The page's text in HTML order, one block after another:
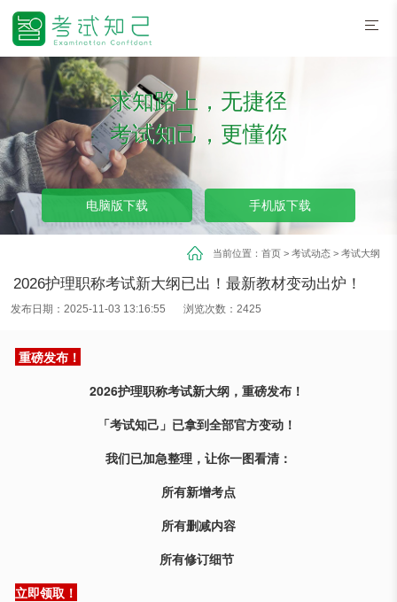
求知路上，无捷径
考试知己，更懂你
电脑版下载 手机版下载
当前位置： 首页> 考试动态> 考试大纲
2026护理职称考试新大纲已出！最新教材变动出炉！
发布日期：2025-11-03 13:16:55 浏览次数：2425
重磅发布！
2026护理职称考试新大纲，重磅发布！
「考试知己」已拿到全部官方变动！
我们已加急整理，让你一图看清：
所有新增考点
所有删减内容
所有修订细节
立即领取！